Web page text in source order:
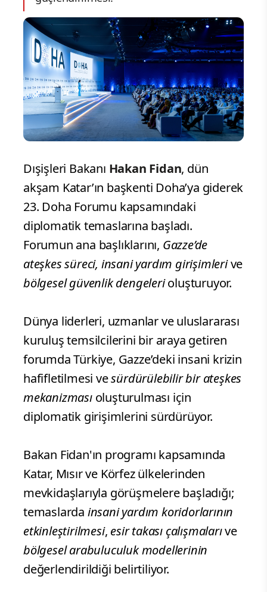
Dışişleri Bakanı Hakan Fidan, dün
akşam Katar’ın başkenti Doha’ya giderek
23. Doha Forumu kapsamındaki
diplomatik temaslarına başladı.
Forumun ana başlıklarını, Gazze’de
ateşkes süreci, insani yardım girişimlerive
bölgesel güvenlik dengelerioluşturuyor.
Dünya liderleri, uzmanlar ve uluslararası
kuruluş temsilcilerini bir araya getiren
forumda Türkiye, Gazze’deki insani krizin
hafifletilmesi vesürdürülebilir bir ateşkes
mekanizmasıoluşturulması için
diplomatik girişimlerini sürdürüyor.
Bakan Fidan'ın programı kapsamında
Katar, Mısır ve Körfez ülkelerinden
mevkidaşlarıyla görüşmelere başladığı;
temaslarda insani yardım koridorlarının
etkinleştirilmesi, esir takası çalışmalarıve
bölgesel arabuluculuk modellerinin
değerlendirildiği belirtiliyor.